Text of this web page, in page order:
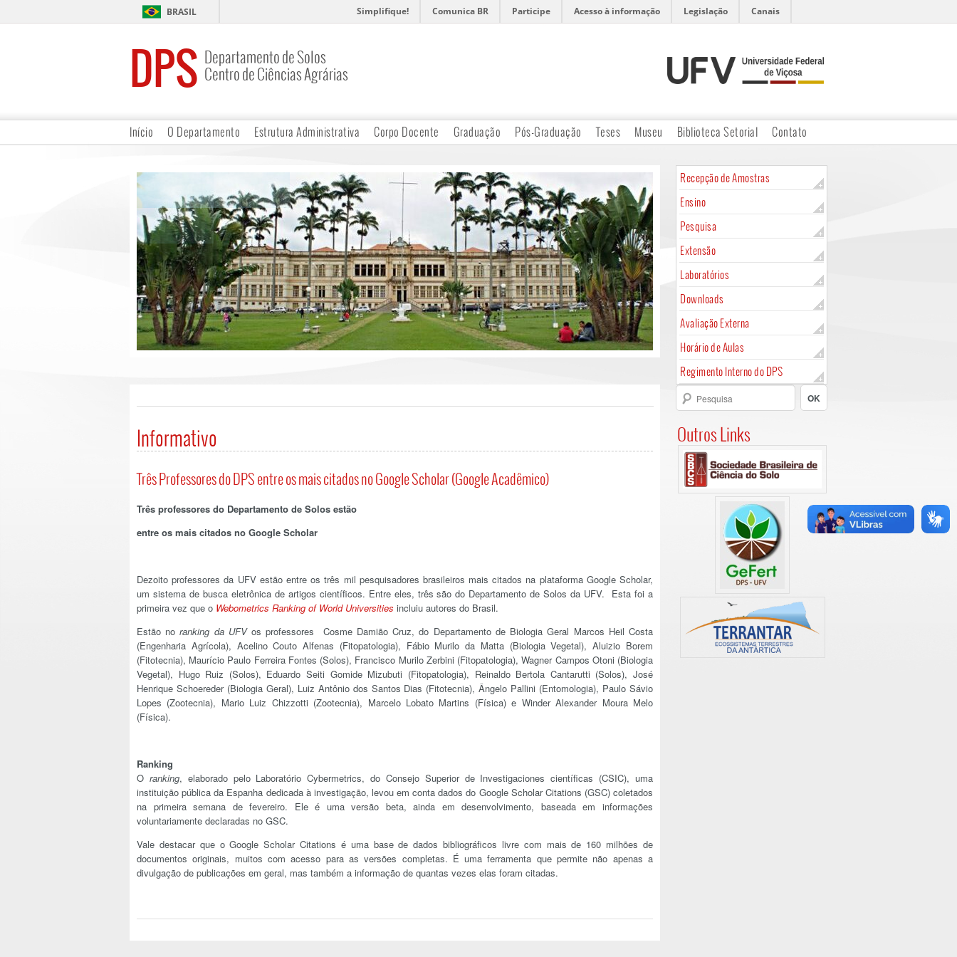
BRASIL Simplifique! Comunica BR Participe Acesso à informação Legislação Canais
DPS Departamento de Solos
Centro de Ciências Agrárias
Início O Departamento Estrutura Administrativa Corpo Docente Graduação Pós-Graduação Teses Museu Biblioteca Setorial Contato
Recepção de Amostras
Ensino
Pesquisa
Extensão
Laboratórios
Downloads
Avaliação Externa
Horário de Aulas
Regimento Interno do DPS
Outros Links
Informativo
Três Professores do DPS entre os mais citados no Google Scholar (Google Acadêmico)
Três professores do Departamento de Solos estão
entre os mais citados no Google Scholar
Dezoito professores da UFV estão entre os três mil pesquisadores brasileiros mais citados na plataforma Google Scholar,
um sistema de busca eletrônica de artigos científicos. Entre eles, três são do Departamento de Solos da UFV. Esta foi a
primeira vez que o Webometrics Ranking of World Universities incluiu autores do Brasil.
Estão noranking da UFVos professores Cosme Damião Cruz, do Departamento de Biologia Geral Marcos Heil Costa
(Engenharia Agrícola), Acelino Couto Alfenas (Fitopatologia), Fábio Murilo da Matta (Biologia Vegetal), Aluizio Borem
(Fitotecnia), Maurício Paulo Ferreira Fontes (Solos), Francisco Murilo Zerbini (Fitopatologia), Wagner Campos Otoni (Biologia
Vegetal), Hugo Ruiz (Solos), Eduardo Seiti Gomide Mizubuti (Fitopatologia), Reinaldo Bertola Cantarutti (Solos), José
Henrique Schoereder (Biologia Geral), Luiz Antônio dos Santos Dias (Fitotecnia), Ângelo Pallini (Entomologia), Paulo Sávio
Lopes (Zootecnia), Mario Luiz Chizzotti (Zootecnia), Marcelo Lobato Martins (Física) e Winder Alexander Moura Melo
(Física).
Ranking
O ranking, elaborado pelo Laboratório Cybermetrics, do Consejo Superior de Investigaciones científicas (CSIC), uma
instituição pública da Espanha dedicada à investigação, levou em conta dados do Google Scholar Citations (GSC) coletados
na primeira semana de fevereiro. Ele é uma versão beta, ainda em desenvolvimento, baseada em informações
voluntariamente declaradas no GSC.
Vale destacar que o Google Scholar Citations é uma base de dados bibliográficos livre com mais de 160 milhões de
documentos originais, muitos com acesso para as versões completas. É uma ferramenta que permite não apenas a
divulgação de publicações em geral, mas também a informação de quantas vezes elas foram citadas.